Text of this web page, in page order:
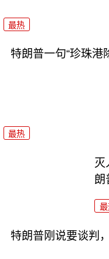
最热
特朗普一句“珍珠港
最热
灭
朗
特朗普刚说要谈判